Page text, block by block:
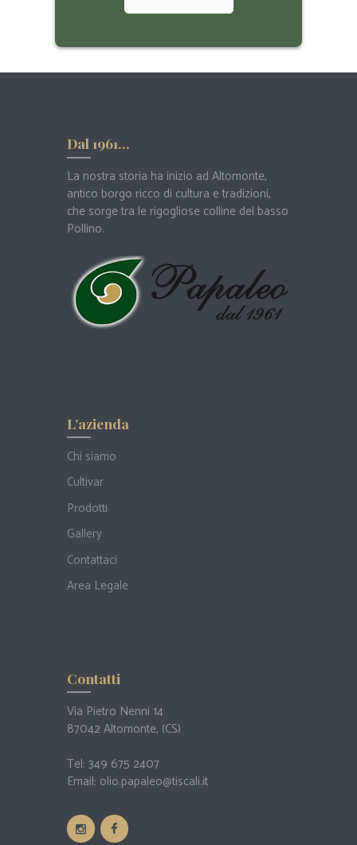
Dal 1961…
La nostra storia ha inizio ad Altomonte,
antico borgo ricco di cultura e tradizioni,
che sorge tra le rigogliose colline del basso
Pollino.
L’azienda
Chi siamo
Cultivar
Prodotti
Gallery
Contattaci
Area Legale
Contatti
Via Pietro Nenni 14
87042 Altomonte, (CS)
Tel: 349 675 2407
Email: olio.papaleo@tiscali.it